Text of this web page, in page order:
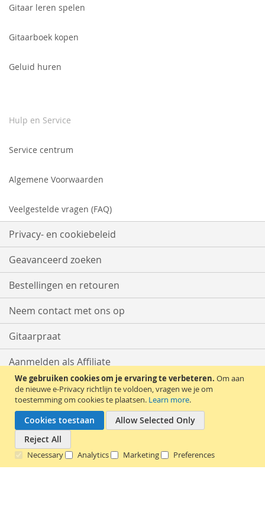
We gebruiken cookies om je ervaring te verbeteren. Om aan
de nieuwe e-Privacy richtlijn te voldoen, vragen we je om
toestemming om cookies te plaatsen. Learn more.
Cookies toestaan
Allow Selected Only
Reject All
Necessary Analytics Marketing Preferences
Gitaar leren spelen
Gitaarboek kopen
Geluid huren
Hulp en Service
Service centrum
Algemene Voorwaarden
Veelgestelde vragen (FAQ)
Privacy- en cookiebeleid
Geavanceerd zoeken
Bestellingen en retouren
Neem contact met ons op
Gitaarpraat
Aanmelden als Affiliate
Start met Verkopen